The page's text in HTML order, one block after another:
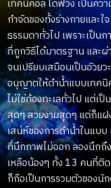
เทคนิคอล ไดฟ์วิ่ง เป็นคว
กำจัดของทั้งร่างกายและ
ธรรมดาทั่วไป เพราะเป็น
ที่ถูกวิธีได้มาตรฐาน และ
จนเปรียบเสมือนเป็นอัวย
อนุญาตให้ดำน้ำแบบเทคนิ
ไม่ใช่ท้องทะเลทั่วไป แต่เ
สุดๆ สวยงามสุดๆ แต่ก็แฝ
เสน่ห์ของการดำน้ำในแบ
ที่นึกภาพไม่ออก ลองนึกถึ
เหลือน้องๆ ทั้ง 13 คนที่ติ
ก็ถือเป็นการรวมตัวของนั